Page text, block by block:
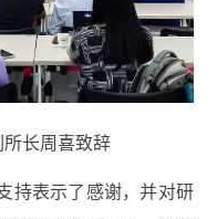
长周喜致辞
持表示了感谢，并对研